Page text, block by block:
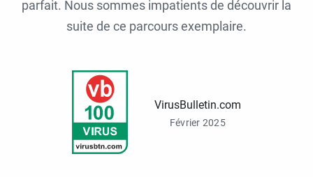
parfait. Nous sommes impatients de découvrir la
suite de ce parcours exemplaire.
VirusBulletin.com
Février 2025